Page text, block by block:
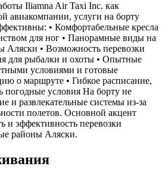
Iliamna Air Taxi Inc. как
авиакомпании, услуги на борту
• Комфортабельные кресла
для ног • Панорамные виды на
• Возможность перевозки
для рыбалки и охоты • Опытные
условиями и готовые
о маршруте • Гибкое расписание,
погодные условия На борту не
и развлекательные системы из-за
полетов. Основной акцент
и эффективность перевозки
районы Аляски.